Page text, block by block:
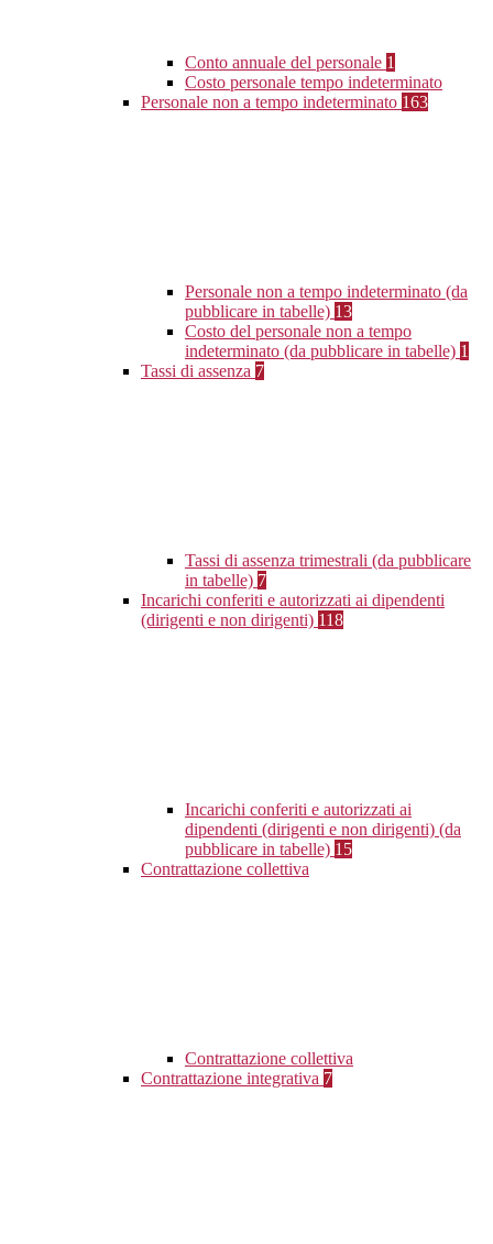
Conto annuale del personale 1
Costo personale tempo indeterminato
Personale non a tempo indeterminato 163
Personale non a tempo indeterminato (da
pubblicare in tabelle) 13
Costo del personale non a tempo
indeterminato (da pubblicare in tabelle) 1
Tassi di assenza 7
Tassi di assenza trimestrali (da pubblicare
in tabelle) 7
Incarichi conferiti e autorizzati ai dipendenti
(dirigenti e non dirigenti) 118
Incarichi conferiti e autorizzati ai
dipendenti (dirigenti e non dirigenti) (da
pubblicare in tabelle) 15
Contrattazione collettiva
Contrattazione collettiva
Contrattazione integrativa 7